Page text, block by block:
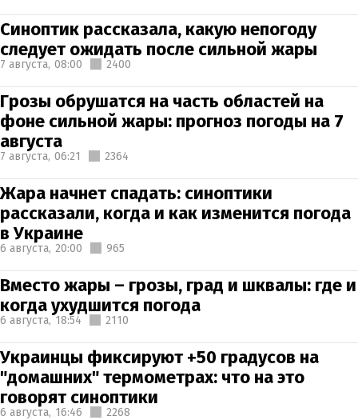
Синоптик рассказала, какую непогоду
следует ожидать после сильной жары
7 августа, 08:00 2400
Грозы обрушатся на часть областей на
фоне сильной жары: прогноз погоды на 7
августа
7 августа, 06:21 2364
Жара начнет спадать: синоптики
рассказали, когда и как изменится погода
в Украине
6 августа, 20:00 965
Вместо жары – грозы, град и шквалы: где и
когда ухудшится погода
6 августа, 18:54 2110
Украинцы фиксируют +50 градусов на
"домашних" термометрах: что на это
говорят синоптики
6 августа, 16:46 2268